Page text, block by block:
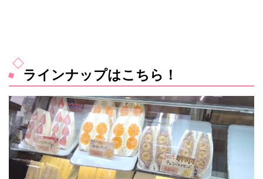
ラインナップはこちら！